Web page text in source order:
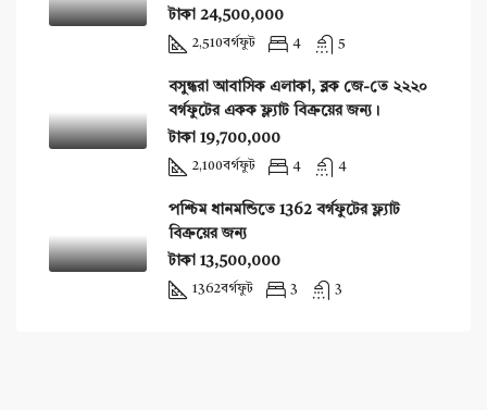
টাকা 24,500,000
2,510বর্গফুট 4 5
বসুন্ধরা আবাসিক এলাকা, ব্লক জে-তে ২২২০
বর্গফুটের একক ফ্ল্যাট বিক্রয়ের জন্য।
টাকা 19,700,000
2,100বর্গফুট 4 4
পশ্চিম ধানমন্ডিতে 1362 বর্গফুটের ফ্ল্যাট
বিক্রয়ের জন্য
টাকা 13,500,000
1362বর্গফুট 3 3